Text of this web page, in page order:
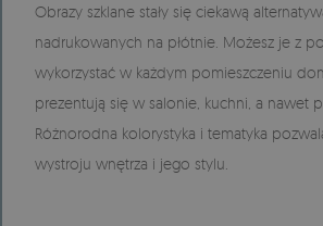
Obrazy szklane stały się ciekawą
nadrukowanych na płótnie. Możesz je z
wykorzystać w każdym pomieszczeniu
prezentują się w salonie, kuchni, a nawet
Różnorodna kolorystyka i tematyka
wystroju wnętrza i jego stylu.